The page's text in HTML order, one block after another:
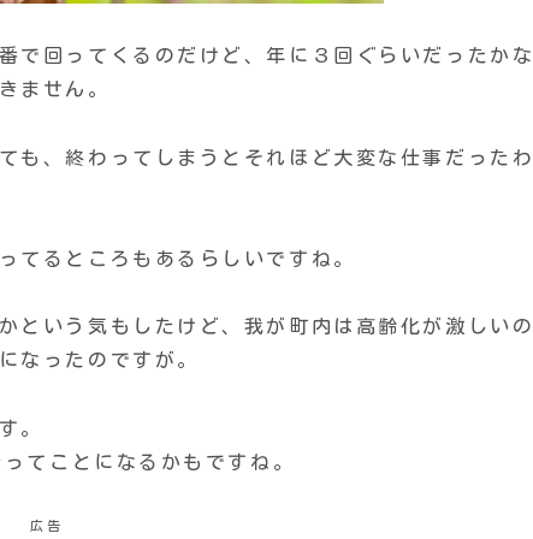
で回ってくるのだけど、年に３回ぐらいだったか
ません。
も、終わってしまうとそれほど大変な仕事だった
てるところもあるらしいですね。
という気もしたけど、我が町内は高齢化が激しい
なったのですが。
。
てことになるかもですね。
広告